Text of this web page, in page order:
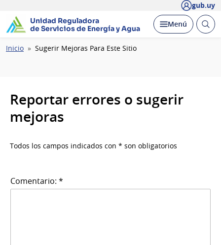
gub.uy
Unidad Reguladora
de Servicios de Energía y Agua
Desplegar
Menú Abrir
Ruta
Inicio Sugerir Mejoras Para Este Sitio
Reportar errores o sugerir
mejoras
Todos los campos indicados con * son obligatorios
Comentario: *